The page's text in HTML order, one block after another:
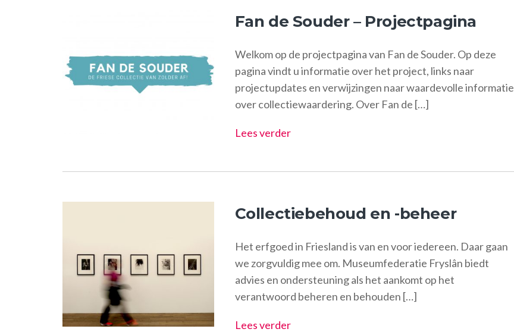
Fan de Souder – Projectpagina
Welkom op de projectpagina van Fan de Souder. Op deze
pagina vindt u informatie over het project, links naar
projectupdates en verwijzingen naar waardevolle informatie
over collectiewaardering. Over Fan de […]
Lees verder
Collectiebehoud en -beheer
Het erfgoed in Friesland is van en voor iedereen. Daar gaan
we zorgvuldig mee om. Museumfederatie Fryslân biedt
advies en ondersteuning als het aankomt op het
verantwoord beheren en behouden […]
Lees verder